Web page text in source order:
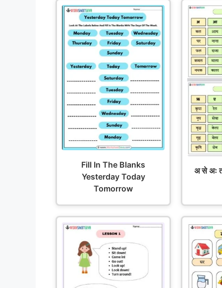
Fill In The Blanks
Yesterday Today
Tomorrow
अ से अः